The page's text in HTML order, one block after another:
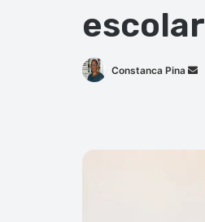
Constanca Pina